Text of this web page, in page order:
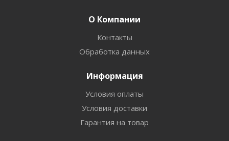
О Компании
Контакты
Обработка данных
Информация
Условия оплаты
Условия доставки
Гарантия на товар